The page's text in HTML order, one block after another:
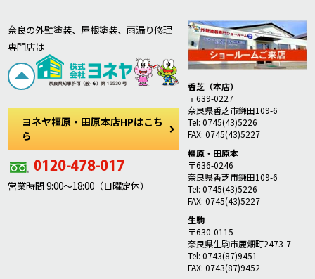
奈良の外壁塗装、屋根塗装、雨漏り修理
専門店は
ヨネヤ橿原・田原本店HPはこち
ら
営業時間 9:00～18:00（日曜定休）
香芝（本店）
〒639-0227
奈良県香芝市鎌田109-6
Tel: 0745(43)5226
FAX: 0745(43)5227
橿原・田原本
〒636-0246
奈良県香芝市鎌田109-6
Tel: 0745(43)5226
FAX: 0745(43)5227
生駒
〒630-0115
奈良県生駒市鹿畑町2473-7
Tel: 0743(87)9451
FAX: 0743(87)9452